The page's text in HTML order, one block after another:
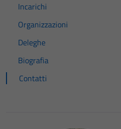
Incarichi
Organizzazioni
Deleghe
Biografia
Contatti